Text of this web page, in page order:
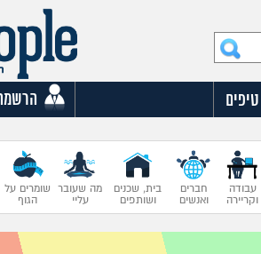
טיפים
עבודה
וקריירה
חברים
ואנשים
בית, שכנים
ושותפים
מה שעובר
עליי
שומרים על
הגוף